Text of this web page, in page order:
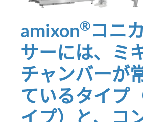
amixon®コニ
サーには、ミ
チャンバーが
ているタイプ